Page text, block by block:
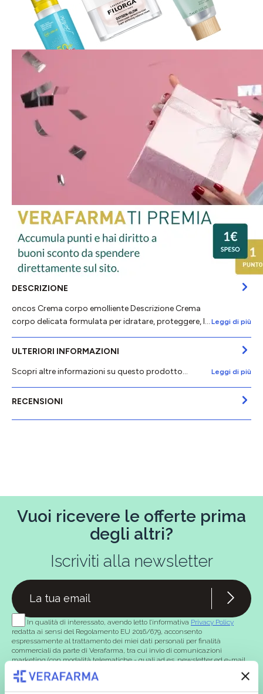
DESCRIZIONE
oncos Crema corpo emolliente Descrizione Crema
corpo delicata formulata per idratare, proteggere, l… Leggi di più
ULTERIORI INFORMAZIONI
Scopri altre informazioni su questo prodotto...
Leggi di più
RECENSIONI
Vuoi ricevere le offerte prima
degli altri?
Iscriviti alla newsletter
In qualità di interessato, avendo letto l’informativa Privacy Policy
redatta ai sensi del Regolamento EU 2016/679, acconsento
espressamente al trattamento dei miei dati personali per finalità
commerciali da parte di Verafarma, tra cui invio di comunicazioni
marketing (con modalità telematiche - quali ad es. newsletter ed e-mail
con inviti e comunicazioni commerciali - e modalità tradizionali, quali ad
es. posta cartacea)